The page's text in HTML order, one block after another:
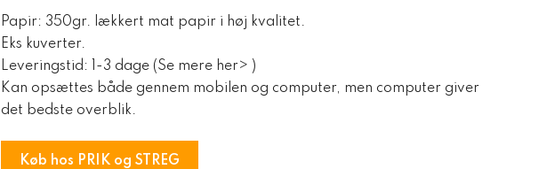
Papir: 350gr. lækkert mat papir i høj kvalitet.
Eks kuverter.
Leveringstid: 1-3 dage (Se mere her> )
Kan opsættes både gennem mobilen og computer, men computer giver
det bedste overblik.
Køb hos PRIK og STREG